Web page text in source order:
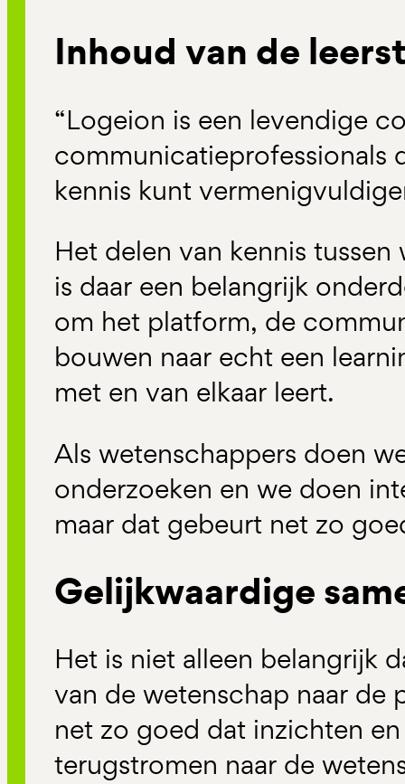
Inhoud van de
“Logeion is een levendige
communicatieprofessionals
kennis kunt
Het delen van kennis
is daar een belangrijk
om het platform, de
bouwen naar echt een
met en van elkaar leert.
Als wetenschappers doen
onderzoeken en we doen
maar dat gebeurt net zo
Gelijkwaardige
Het is niet alleen belangrijk
van de wetenschap naar de
net zo goed dat inzichten
terugstromen naar de